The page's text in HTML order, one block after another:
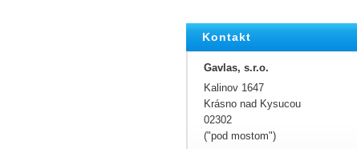
Kontakt
Gavlas, s.r.o.
Kalinov 1647
Krásno nad Kysucou
02302
("pod mostom")